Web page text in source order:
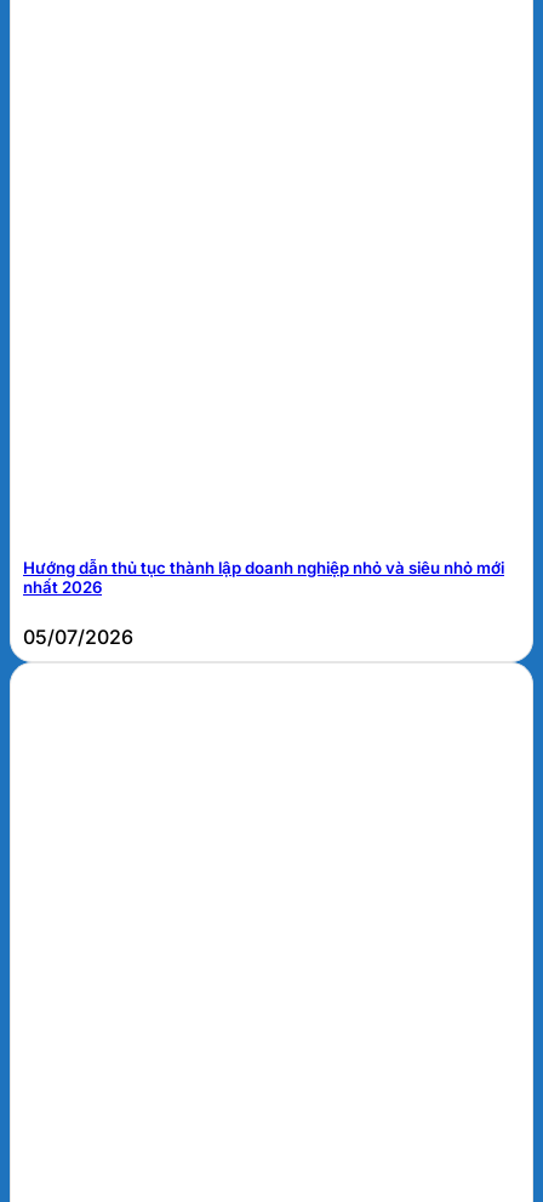
Hướng dẫn thủ tục thành lập doanh nghiệp nhỏ và siêu nhỏ mới
nhất 2026
05/07/2026